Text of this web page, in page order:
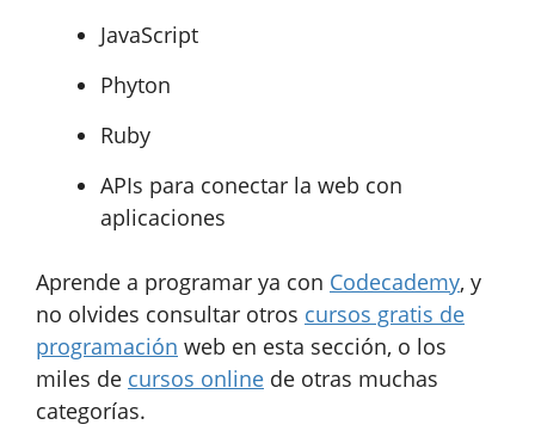
JavaScript
Phyton
Ruby
APIs para conectar la web con
aplicaciones
Aprende a programar ya con Codecademy, y
no olvides consultar otros cursos gratis de
programación web en esta sección, o los
miles de cursos online de otras muchas
categorías.